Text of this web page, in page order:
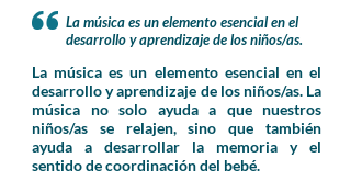
La música es un elemento esencial en el
desarrollo y aprendizaje de los niños/as. La
música no solo ayuda a que nuestros
niños/as se relajen, sino que también
ayuda a desarrollar la memoria y el
sentido de coordinación del bebé.
La música es un elemento esencial en el
desarrollo y aprendizaje de los niños/as.